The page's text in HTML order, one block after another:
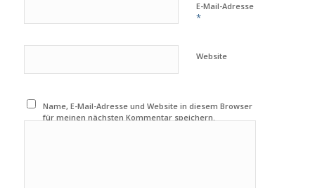
E-Mail-Adresse
*
Website
Name, E-Mail-Adresse und Website in diesem Browser
für meinen nächsten Kommentar speichern.